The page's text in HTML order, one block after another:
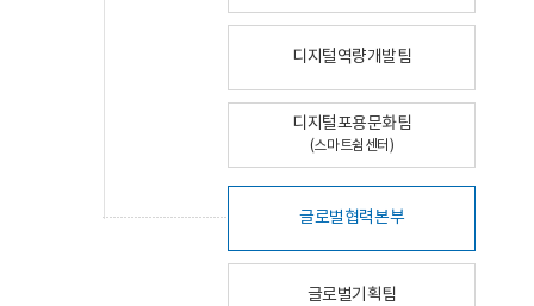
디지털역량개발팀
디지털포용문화팀
(스마트쉼센터)
글로벌협력본부
글로벌기획팀